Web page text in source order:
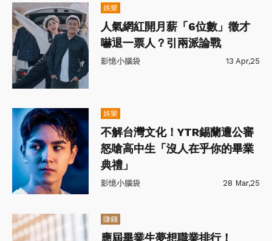
娛樂
人氣網紅開月薪「6位數」徵才
嚇退一票人？引兩派論戰
影憶小腦袋 13 Apr,25
娛樂
不解台灣文化！YTR錫蘭遭公審
怒嗆高中生「沒人在乎你的畢業
典禮」
影憶小腦袋 28 Mar,25
賺錢
應屆畢業生夢想職業排行！